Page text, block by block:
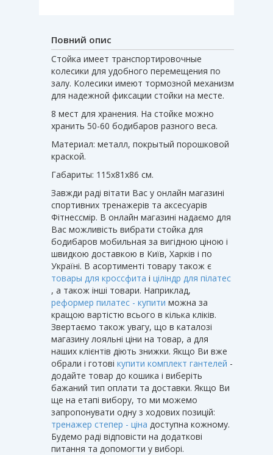
Повний опис
Стойка имеет транспортировочные
колесики для удобного перемещения по
залу. Колесики имеют тормозной механизм
для надежной фиксации стойки на месте.
8 мест для хранения. На стойке можно
хранить 50-60 бодибаров разного веса.
Материал: металл, покрытый порошковой
краской.
Габариты: 115х81х86 см.
Завжди раді вітати Вас у онлайн магазині
спортивних тренажерів та аксесуарів
Фітнессмір. В онлайн магазині надаємо для
Вас можливість вибрати стойка для
бодибаров мобильная за вигідною ціною і
швидкою доставкою в Київ, Харків і по
Україні. В асортименті товару також є
товары для кроссфита і ціліндр для пілатес
, а також інші товари. Наприклад,
реформер пилатес - купити можна за
кращою вартістю всього в кілька кліків.
Звертаємо також увагу, що в каталозі
магазину лояльні ціни на товар, а для
наших клієнтів діють знижки. Якщо Ви вже
обрали і готові купити комплект гантелей -
додайте товар до кошика і виберіть
бажаний тип оплати та доставки. Якщо Ви
ще на етапі вибору, то ми можемо
запропонувати одну з ходових позицій:
тренажер степер - ціна доступна кожному.
Будемо раді відповісти на додаткові
питання та допомогти у виборі.